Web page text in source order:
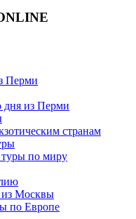
Перми
дня из Перми
странам
по миру
Москвы
по Европе